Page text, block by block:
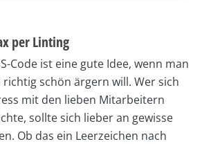
per Linting
Code ist eine gute Idee, wenn man
richtig schön ärgern will. Wer sich
mit den lieben Mitarbeitern
sollte sich lieber an gewisse
Ob das ein Leerzeichen nach